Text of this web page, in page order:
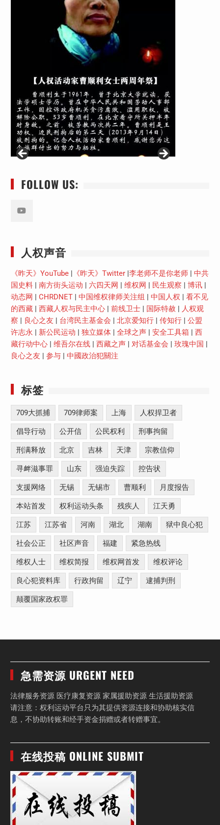
FOLLOW US:
人权声音
《昨天》YouTube| 《昨天》Twitter| 李老师不是你老师| 中共
国史料| 南方街头运动 六四天网 维权网 民生观察 博讯|
动态网
CHRDNET| 中国维权律师关注组 中国人权
看不见
的西藏| 西藏人权与民主中心| 前线卫士| 国际特赦
人权观
察
良心之友 台湾民主基金会 北京爱知行| 传知行| 公盟
许志永
新公民运动 独立媒体| 全球之声| 安全工具箱
西
藏行动中心| 维吾尔在线| 西藏之声| 对话基金会 玫瑰中国
良心之友
参与| 中國政治犯關注
标签
709大抓捕 709律师案 上海 人权捍卫者
倡导行动 公开信 公民权利 刑事拘留
刑满释放 北京 吉林 天津 宗教信仰
寻衅滋事罪 山东 强迫失踪 控告状
支援网络 无锡 无锡市 曹顺利 月度报告
本站首发 权利运动头条 残疾人 江天勇
江苏 江苏省 河南 湖北 湖南 狱中良心犯
社会公正 社区声音 福建 紧急热线
维权人士 维权简报 维权网首发 维权评论
良心犯资料库 行政拘留 辽宁 逮捕判刑
颠覆国家政权罪
急需资源 URGENT NEED
法律服务资源 医疗康复资源 家属援助资源 生活援助资源
请注意：权利运动平台只为其提供资源连接和协助核实信
息，不协助转账和经手资金捐赠或者转赠事宜。
在线投稿 ONLINE SUBMIT